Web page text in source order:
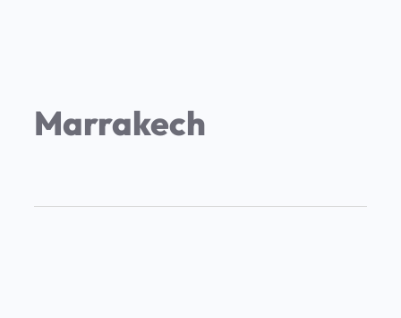
Marrakech